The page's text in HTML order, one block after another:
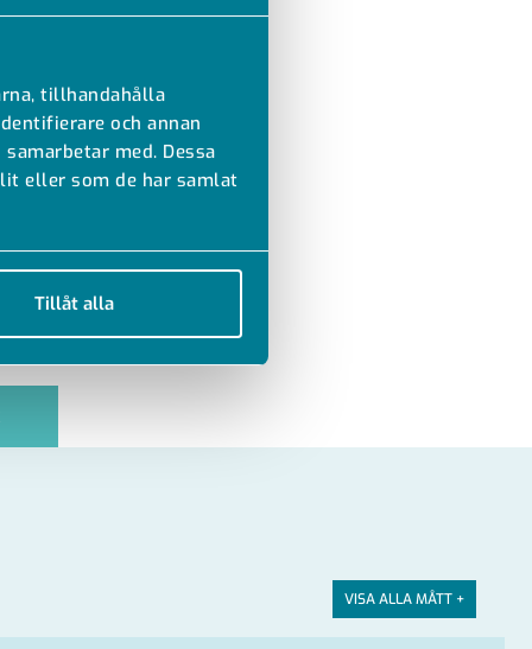
tillhandahålla
och annan
med. Dessa
eller som de har samlat
Tillåt alla
VISA ALLA MÅTT +